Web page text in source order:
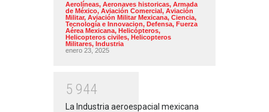
Aerolíneas, Aeronaves historicas, Armada
de México, Aviación Comercial, Aviación
Militar, Aviación Militar Mexicana, Ciencia,
Tecnología e Innovacion, Defensa, Fuerza
Aérea Mexicana, Helicópteros,
Helicopteros civiles, Helicopteros
Militares, Industria
enero 23, 2025
5 944
La Industria aeroespacial mexicana